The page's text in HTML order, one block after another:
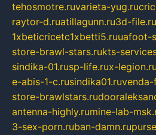
tehosmotre.ruvarieta-yug.ru
raytor-d.ruatillagunn.ru3d-file.ru
1xbeticricetc1xbetti5.ruuafoot-
store-brawl-stars.rukts-
sindika-01.rusp-life.rux-legion.ru
e-abis-1-c.rusindika01.ruvenda-
store-brawlstars.ru
antenna-highly.rumine-lab-
3-sex-porn.ruban-damn.ru